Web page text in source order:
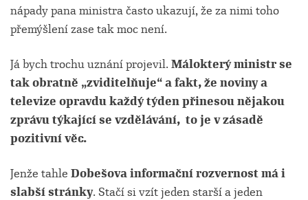
nápady pana ministra často ukazují, že za nimi toho
přemýšlení zase tak moc není.
Já bych trochu uznání projevil. Málokterý ministr se
tak obratně „zviditelňuje“ a fakt, že noviny a
televize opravdu každý týden přinesou nějakou
zprávu týkající se vzdělávání, to je v zásadě
pozitivní věc.
Jenže tahle Dobešova informační rozvernost má i
slabší stránky. Stačí si vzít jeden starší a jeden